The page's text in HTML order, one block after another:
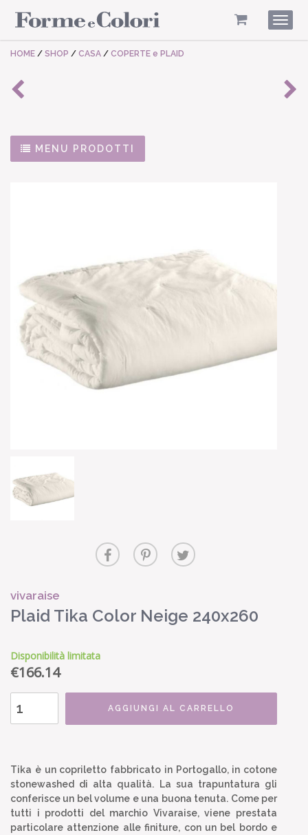
HOME / SHOP / CASA / COPERTE e PLAID
MENU PRODOTTI
vivaraise
Plaid Tika Color Neige 240x260
Disponibilità limitata
€166.14
AGGIUNGI AL CARRELLO
Tika è un copriletto fabbricato in Portogallo, in cotone
stonewashed di alta qualità. La sua trapuntatura gli
conferisce un bel volume e una buona tenuta. Come per
tutti i prodotti del marchio Vivaraise, viene prestata
particolare attenzione alle finiture, con un bel bordo e